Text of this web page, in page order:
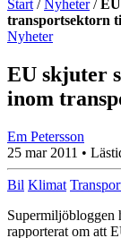
Start /Nyheter/
transportsektorn
Nyheter
EU skjuter
inom
Em Petersson
25 mar 2011 •
Bil Klimat
Supermiljöbloggen
rapporterat om att